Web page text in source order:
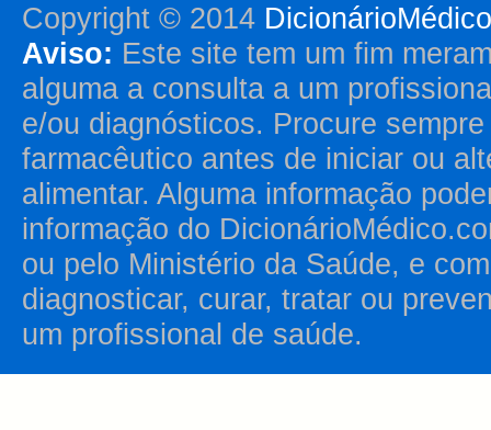
Copyright © 2014
Aviso: Este site tem um fim
alguma a consulta a um
e/ou diagnósticos. Procure
farmacêutico antes de iniciar ou
alimentar. Alguma informação
informação do
ou pelo Ministério da Saúde, e
diagnosticar, curar, tratar ou
um profissional de saúde.